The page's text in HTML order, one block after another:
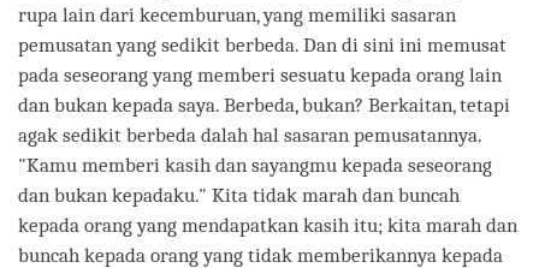
rupa lain dari kecemburuan, yang memiliki sasaran
pemusatan yang sedikit berbeda. Dan di sini ini memusat
pada seseorang yang memberi sesuatu kepada orang lain
dan bukan kepada saya. Berbeda, bukan? Berkaitan, tetapi
agak sedikit berbeda dalah hal sasaran pemusatannya.
"Kamu memberi kasih dan sayangmu kepada seseorang
dan bukan kepadaku." Kita tidak marah dan buncah
kepada orang yang mendapatkan kasih itu; kita marah dan
buncah kepada orang yang tidak memberikannya kepada